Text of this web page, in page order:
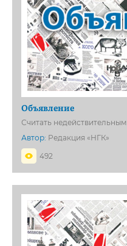
Объявление
Считать недействительным
Автор: Редакция «НГК»
492